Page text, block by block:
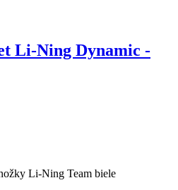
Li-Ning Dynamic -